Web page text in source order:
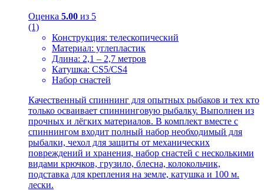
Оценка 5.00 из 5
(1)
Конструкция: телескопический
Материал: углепластик
Длина: 2,1 – 2,7 метров
Катушка: CS5/CS4
Набор снастей
Качественный спиннинг для опытных рыбаков и тех кто
только осваивает спиннинговую рыбалку. Выполнен из
прочных и лёгких материалов. В комплект вместе с
спиннингом входит полный набор необходимый для
рыбалки, чехол для защиты от механических
повреждений и хранения, набор снастей с несколькими
видами крючков, грузило, блесна, колокольчик,
подставка для крепления на земле, катушка и 100 м.
лески.